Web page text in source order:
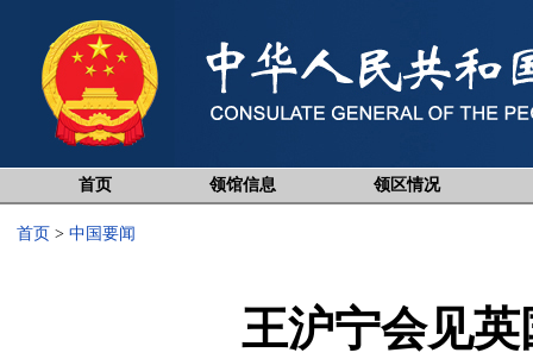
首页 领馆信息 领区情况
首页 > 中国要闻
王沪宁会见